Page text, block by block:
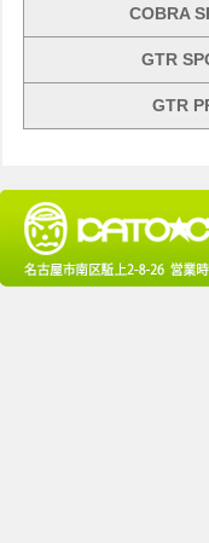
COBRA
GTR
GTR